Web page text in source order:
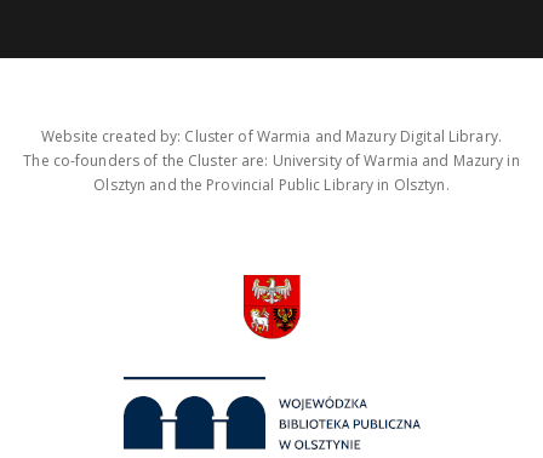
Website created by: Cluster of Warmia and Mazury Digital Library.
The co-founders of the Cluster are: University of Warmia and Mazury in
Olsztyn and the Provincial Public Library in Olsztyn.